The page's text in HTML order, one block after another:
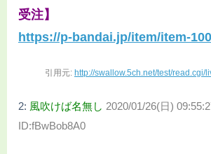
受注】
https://p-bandai.jp/item/item-
引用元: http://swallow.5ch.net/test/
2: 風吹けば名無し 2020/01/26(日)
ID:fBwBob8A0